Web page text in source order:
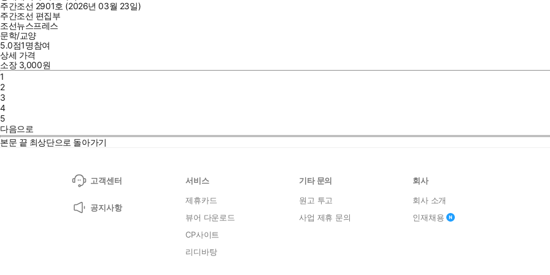
주간조선 2901호 (2026년 03월 23일)
주간조선 편집부
조선뉴스프레스
문학/교양
5.0점1명참여
상세 가격
소장 3,000원
1
2
3
4
5
다음으로
본문 끝 최상단으로 돌아가기
고객센터
공지사항
서비스
제휴카드
뷰어 다운로드
CP사이트
리디바탕
기타 문의
원고 투고
사업 제휴 문의
회사
회사 소개
인재채용